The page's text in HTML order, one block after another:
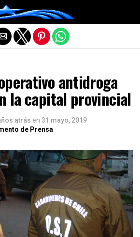
antidroga
la capital provincial
atrás en 31 mayo, 2019
de Prensa
de la versión móvil